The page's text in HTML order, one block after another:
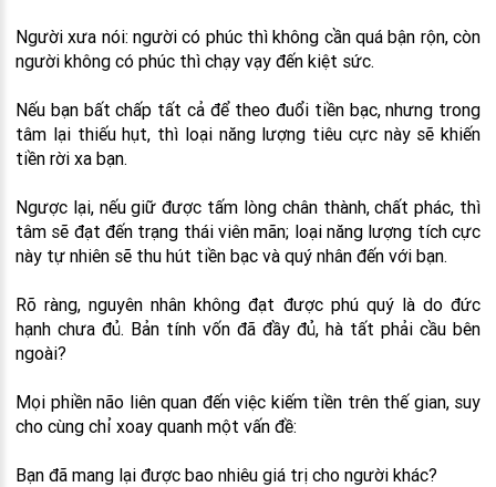
Người xưa nói: người có phúc thì không cần quá bận rộn, còn
người không có phúc thì chạy vạy đến kiệt sức.
Nếu bạn bất chấp tất cả để theo đuổi tiền bạc, nhưng trong
tâm lại thiếu hụt, thì loại năng lượng tiêu cực này sẽ khiến
tiền rời xa bạn.
Ngược lại, nếu giữ được tấm lòng chân thành, chất phác, thì
tâm sẽ đạt đến trạng thái viên mãn; loại năng lượng tích cực
này tự nhiên sẽ thu hút tiền bạc và quý nhân đến với bạn.
Rõ ràng, nguyên nhân không đạt được phú quý là do đức
hạnh chưa đủ. Bản tính vốn đã đầy đủ, hà tất phải cầu bên
ngoài?
Mọi phiền não liên quan đến việc kiếm tiền trên thế gian, suy
cho cùng chỉ xoay quanh một vấn đề:
Bạn đã mang lại được bao nhiêu giá trị cho người khác?